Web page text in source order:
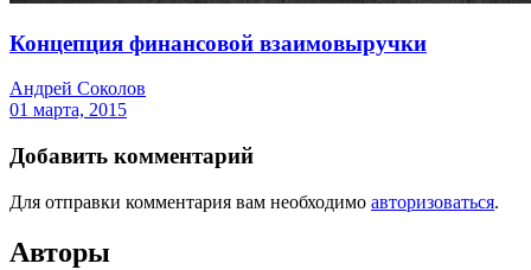
Концепция финансовой взаимовыручки
Андрей Соколов
01 марта, 2015
Добавить комментарий
Для отправки комментария вам необходимо авторизоваться.
Авторы